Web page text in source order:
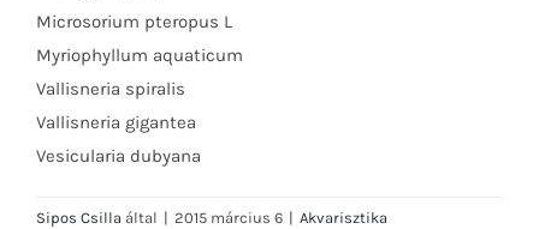
Microsorium pteropus L
Myriophyllum aquaticum
Vallisneria spiralis
Vallisneria gigantea
Vesicularia dubyana
Sipos Csilla által | 2015 március 6 | Akvarisztika